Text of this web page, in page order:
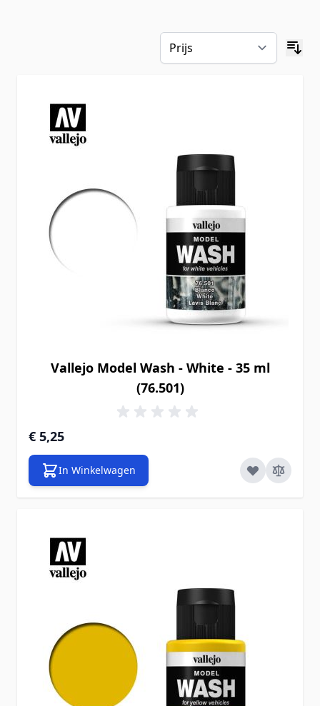
Vallejo Model Wash - White - 35 ml
(76.501)
€ 5,25
In Winkelwagen